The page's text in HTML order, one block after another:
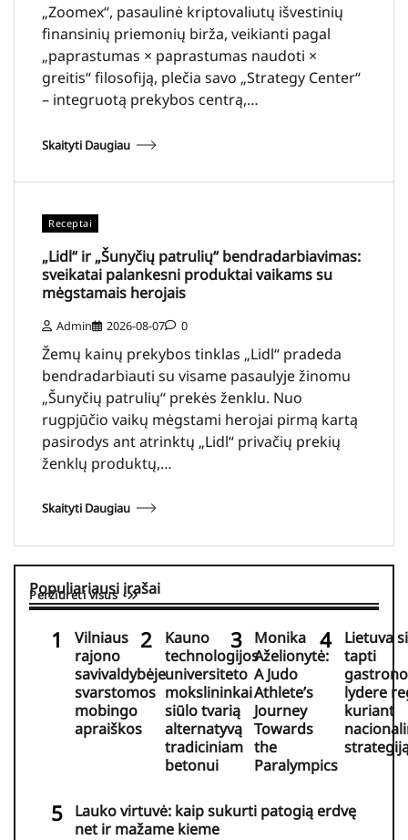
„Zoomex“, pasaulinė kriptovaliutų išvestinių
finansinių priemonių birža, veikianti pagal
„paprastumas × paprastumas naudoti ×
greitis“ filosofiją, plečia savo „Strategy Center“
– integruotą prekybos centrą,…
Skaityti Daugiau
Receptai
„Lidl“ ir „Šunyčių patrulių“ bendradarbiavimas:
sveikatai palankesni produktai vaikams su
mėgstamais herojais
Admin 2026-08-07 0
Žemų kainų prekybos tinklas „Lidl“ pradeda
bendradarbiauti su visame pasaulyje žinomu
„Šunyčių patrulių“ prekės ženklu. Nuo
rugpjūčio vaikų mėgstami herojai pirmą kartą
pasirodys ant atrinktų „Lidl“ privačių prekių
ženklų produktų,…
Skaityti Daugiau
Populiariausi įrašai
Peržiūrėti visus
Vilniaus
rajono
savivaldybėje
svarstomos
mobingo
apraiškos
Kauno
technologijos
universiteto
mokslininkai
siūlo tvarią
alternatyvą
tradiciniam
betonui
Monika
Aželionytė:
A Judo
Athlete’s
Journey
Towards
the
Paralympics
Lietuva
tapti
lydere
kuriant
Lauko virtuvė: kaip sukurti patogią erdvę
net ir mažame kieme